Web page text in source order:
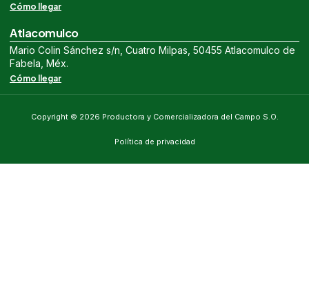
Cómo llegar
Atlacomulco
Mario Colin Sánchez s/n, Cuatro Milpas, 50455 Atlacomulco de
Fabela, Méx.
Cómo llegar
Copyright © 2026 Productora y Comercializadora del Campo S.O.
Política de privacidad